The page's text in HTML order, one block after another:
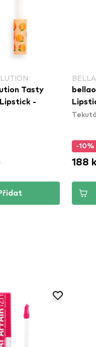
Tasty
-
-10%
188